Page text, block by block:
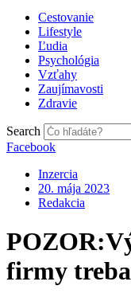
Cestovanie
Lifestyle
Ľudia
Psychológia
Vzťahy
Zaujímavosti
Zdravie
Search
Facebook
Inzercia
20. mája 2023
Redakcia
firmy